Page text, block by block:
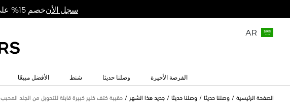
سجل الأنخصم 15% على طلبك الأول عند إنفاق 950 ريال سعودي: MKFIRST
AR
الفرصة الأخيرة وصلنا حديثا شنط الأفضل مبيعًا
الصفحة الرئيسية وصلنا حديثا وصلنا حديثا جديد هذا الشهر حقيبة كتف كلير كبيرة قابلة للتحويل من الجلد المحبب